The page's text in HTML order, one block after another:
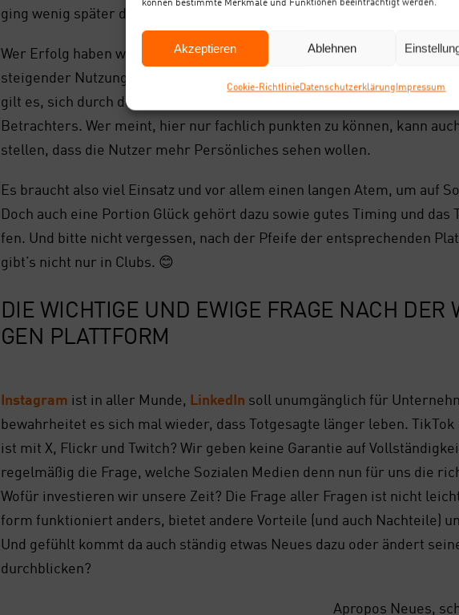
können bestimmte Merkmale und Funktionen beeinträchtigt werden.
Akzeptieren Ablehnen
Coo­kie-Richt­li­nieDaten­schutz­er­klä­rungImpres­sum
ging wenig spä­ter die Pus­te aus und er ver­sack­te im Loch der
Wer Erfolg haben will, muss gute Inhal­te bie­ten. Der Leser will
stei­gen­der Nut­zung von Social Media, immer neu­en For­ma­ten und
gilt es, sich durch den abso­lu­ten Mehr­wert her­vor­zu­he­ben. Wie der
Betrach­ters. Wer meint, hier nur fach­lich punk­ten zu kön­nen, kann
stel­len, dass die Nut­zer mehr Per­sön­li­ches sehen wol­len.
Es braucht also viel Ein­satz und vor allem einen lan­gen Atem, um auf
Doch auch eine Por­ti­on Glück gehört dazu sowie gutes Timing und
fen. Und bit­te nicht ver­ges­sen, nach der Pfei­fe der ent­spre­chen­den
gibt’s nicht nur in Clubs. 😊
DIE WICH­TI­GE UND EWI­GE FRA­GE NACH
GEN PLATT­FORM
Insta­gram ist in aller Mun­de, Lin­ke­dIn soll unum­gäng­lich für
bewahr­hei­tet es sich mal wie­der, dass Tot­ge­sag­te län­ger leben.
ist mit X, Flickr und Twitch? Wir geben kei­ne Garan­tie auf
regel­mä­ßig die Fra­ge, wel­che Sozia­len Medi­en denn nun für uns die
Wofür inves­tie­ren wir unse­re Zeit? Die Fra­ge aller Fra­gen ist nicht
form funk­tio­niert anders, bie­tet ande­re Vor­tei­le (und auch Nach­tei­le)
Und gefühlt kommt da auch stän­dig etwas Neu­es dazu oder ändert
durch­bli­cken?
Apro­pos Neu­es,